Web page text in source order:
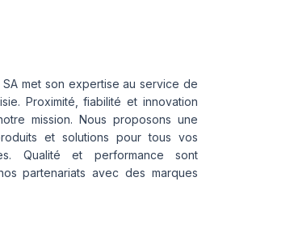
SA met son expertise au service de
Proximité, fiabilité et innovation
mission. Nous proposons une
et solutions pour tous vos
Qualité et performance sont
partenariats avec des marques